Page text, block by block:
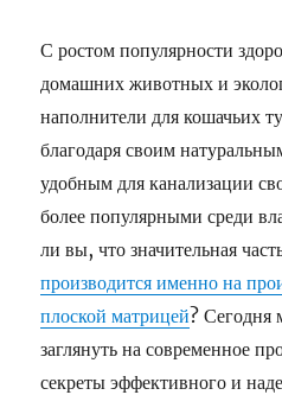
С ростом популярности
домашних животных и
наполнители для кошачьих
благодаря своим
удобным для канализации
более популярными среди
ли вы, что значительная
производится именно на
плоской матрицей? Сегодня
заглянуть на современное
секреты эффективного и